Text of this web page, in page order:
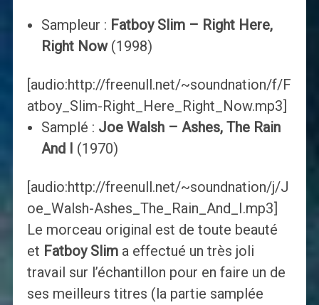
Sampleur : Fatboy Slim – Right Here,
Right Now(1998)
[audio:http://freenull.net/~soundnation/f/F
atboy_Slim-Right_Here_Right_Now.mp3]
Samplé : Joe Walsh – Ashes, The Rain
And I (1970)
[audio:http://freenull.net/~soundnation/j/J
oe_Walsh-Ashes_The_Rain_And_I.mp3]
Le morceau original est de toute beauté
et Fatboy Slima effectué un très joli
travail sur l’échantillon pour en faire un de
ses meilleurs titres (la partie samplée